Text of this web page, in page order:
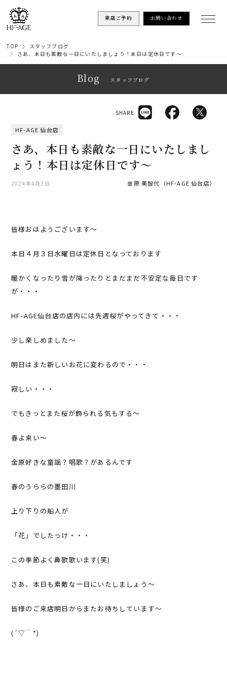
来店ご予約 お問い合わせ
TOP
スタッフブログ
さあ、本日も素敵な一日にいたしましょう！本日は定休日です～
Blog スタッフブログ
HF-AGE 仙台店
さあ、本日も素敵な一日にいたしまし
ょう！本日は定休日です～
2024年4月3日 金原 美智代（HF-AGE 仙台店）
SHARE
皆様おはようございます～
本日４月３日水曜日は定休日となっております
暖かくなったり雪が降ったりとまだまだ不安定な毎日です
が・・・
HF-AGE仙台店の店内には先週桜がやってきて・・・
少し楽しめました～
明日はまた新しいお花に変わるので・・・
寂しい・・・
でもきっとまた桜が飾られる気もする～
春よ来い～
金原好きな童謡？唱歌？があるんです
春のうららの墨田川
上り下りの船人が
「花」でしたっけ・・・
この季節よく鼻歌歌います(笑)
さあ、本日も素敵な一日にいたしましょう～
皆様のご来店明日からまたお待ちしています～
(´▽｀*)